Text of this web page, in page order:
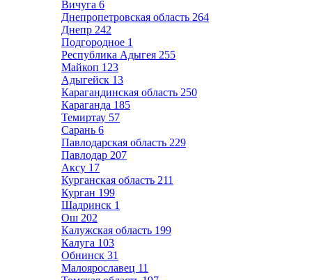
Вичуга 6
Днепропетровская область 264
Днепр 242
Подгородное 1
Республика Адыгея 255
Майкоп 123
Адыгейск 13
Карагандинская область 250
Караганда 185
Темиртау 57
Сарань 6
Павлодарская область 229
Павлодар 207
Аксу 17
Курганская область 211
Курган 199
Шадринск 1
Ош 202
Калужская область 199
Калуга 103
Обнинск 31
Малоярославец 11